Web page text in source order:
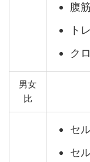
腹
ト
ク
男女
比
セ
セ